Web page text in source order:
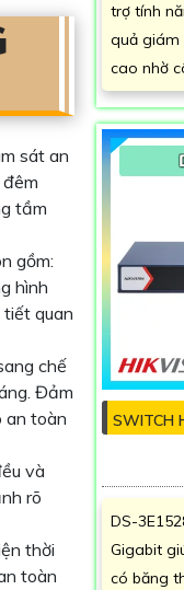
sát an
tầm
gồm:
hình
quan
chế
Đảm
an toàn
và
rõ
thời
toàn
trợ tính
quả giám
cao nhờ
SWITCH
DS-
Gigabit
có băng